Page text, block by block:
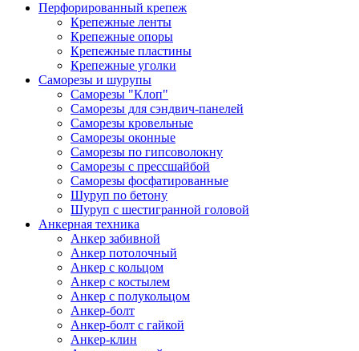
Перфорированный крепеж
Крепежные ленты
Крепежные опоры
Крепежные пластины
Крепежные уголки
Саморезы и шурупы
Саморезы "Клоп"
Саморезы для сэндвич-панелей
Саморезы кровельные
Саморезы оконные
Саморезы по гипсоволокну
Саморезы с прессшайбой
Саморезы фосфатированные
Шуруп по бетону
Шуруп с шестигранной головой
Анкерная техника
Анкер забивной
Анкер потолочный
Анкер с кольцом
Анкер с костылем
Анкер с полукольцом
Анкер-болт
Анкер-болт с гайкой
Анкер-клин